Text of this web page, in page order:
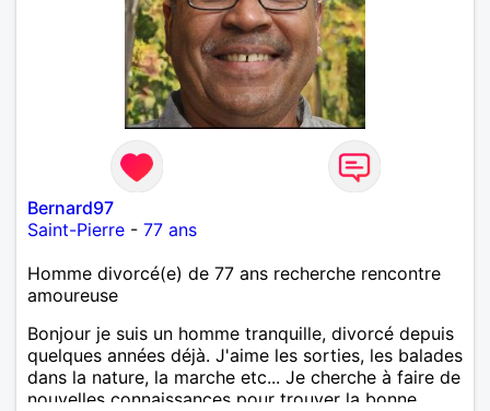
Bernard97
Saint-Pierre - 77 ans
Homme divorcé(e) de 77 ans recherche rencontre
amoureuse
Bonjour je suis un homme tranquille, divorcé depuis
quelques années déjà. J'aime les sorties, les balades
dans la nature, la marche etc... Je cherche à faire de
nouvelles connaissances pour trouver la bonne